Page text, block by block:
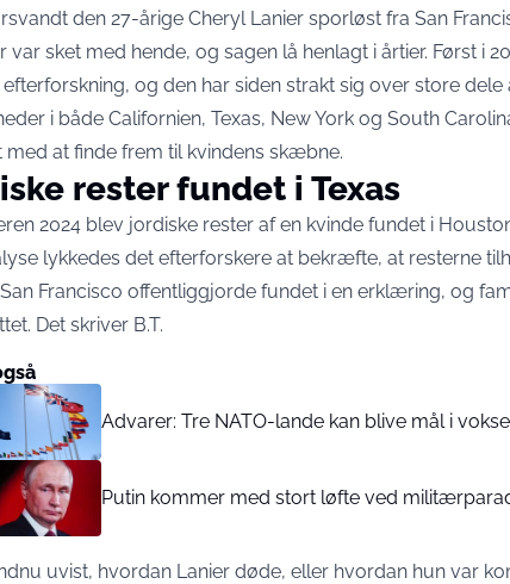
den 27-årige Cheryl Lanier sporløst fra San
var sket med hende, og sagen lå henlagt i årtier. Først i
og den har siden strakt sig over store dele
i både Californien, Texas, New York og South
med at finde frem til kvindens skæbne.
rester fundet i Texas
2024 blev jordiske rester af en kvinde fundet i
lykkedes det efterforskere at bekræfte, at resterne
Francisco offentliggjorde fundet i en erklæring, og
Det skriver B.T.
Advarer: Tre NATO-lande kan blive mål i
Putin kommer med stort løfte ved
uvist, hvordan Lanier døde, eller hvordan hun var